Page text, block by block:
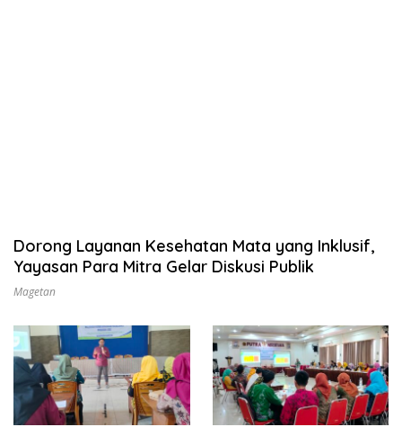
Dorong Layanan Kesehatan Mata yang Inklusif,
Yayasan Para Mitra Gelar Diskusi Publik
Magetan